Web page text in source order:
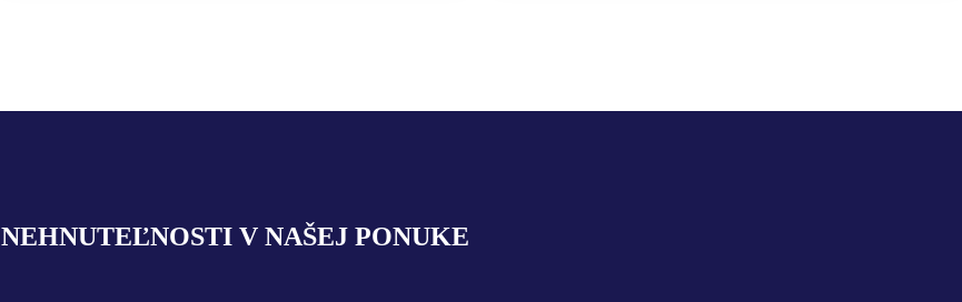
NEHNUTEĽNOSTI V NAŠEJ PONUKE